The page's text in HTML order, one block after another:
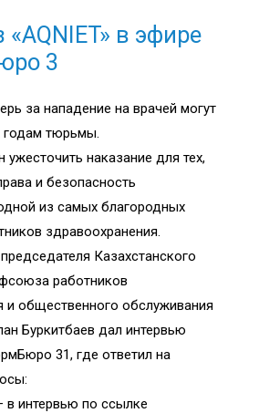
в эфире
3
за нападение на врачей могут
годам тюрьмы.
наказание для тех,
и безопасность
из самых благородных
здравоохранения.
Казахстанского
работников
и общественного обслуживания
Буркитбаев дал интервью
31, где ответил на
интервью по ссылке